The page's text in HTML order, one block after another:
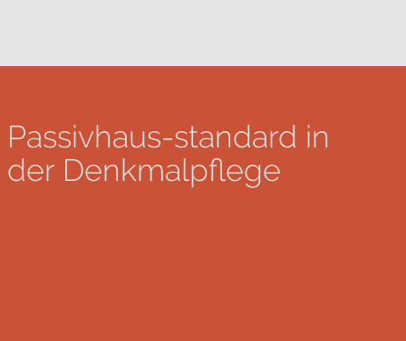
Passivhaus-standard in
der Denkmalpflege